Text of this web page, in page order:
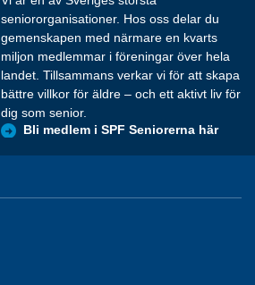
seniororganisationer. Hos oss delar du
gemenskapen med närmare en kvarts
miljon medlemmar i föreningar över hela
landet. Tillsammans verkar vi för att skapa
bättre villkor för äldre – och ett aktivt liv för
dig som senior.
Bli medlem i SPF Seniorerna här